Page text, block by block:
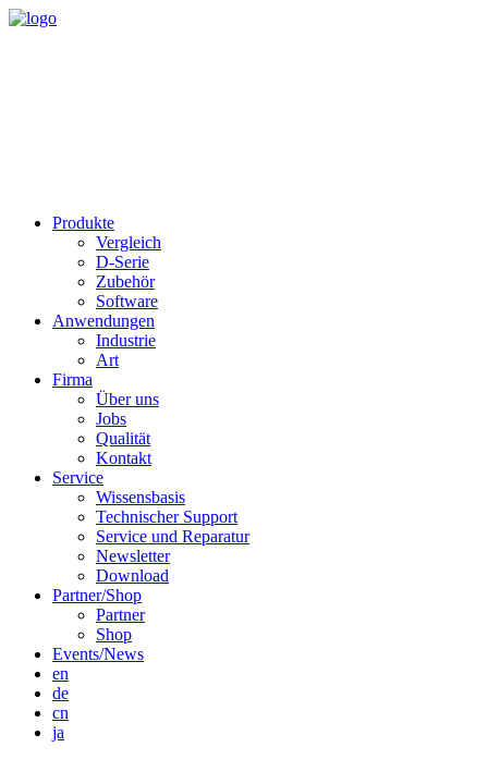
Produkte
Vergleich
D-Serie
Zubehör
Software
Anwendungen
Industrie
Art
Firma
Über uns
Jobs
Qualität
Kontakt
Service
Wissensbasis
Technischer Support
Service und Reparatur
Newsletter
Download
Partner/Shop
Partner
Shop
Events/News
en
de
cn
ja